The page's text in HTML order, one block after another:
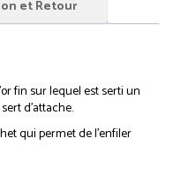
et Retour
fin sur lequel est serti un
d’attache.
qui permet de l’enfiler